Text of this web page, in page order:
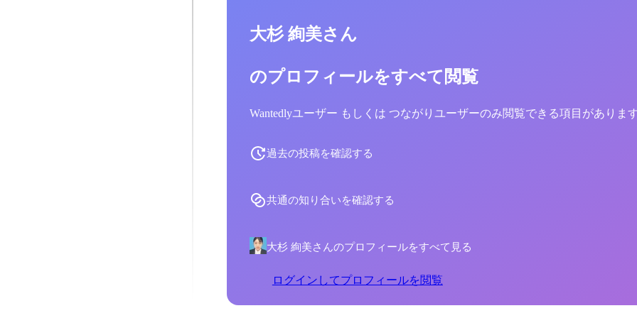
大杉 絢美さん
のプロフィールをすべて閲覧
Wantedlyユーザー もしくは つながりユーザーのみ閲覧できる項目がありま
過去の投稿を確認する
共通の知り合いを確認する
大杉 絢美さんのプロフィールをすべて見る
ログインしてプロフィールを閲覧